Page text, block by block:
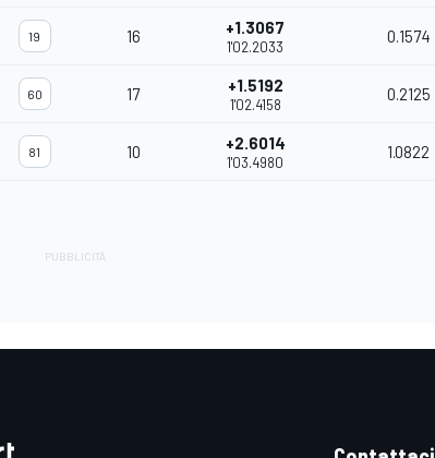
19 16 +1.3067
1'02.2033
0.1574
60 17 +1.5192
1'02.4158
0.2125
81 10 +2.6014
1'03.4980
1.0822